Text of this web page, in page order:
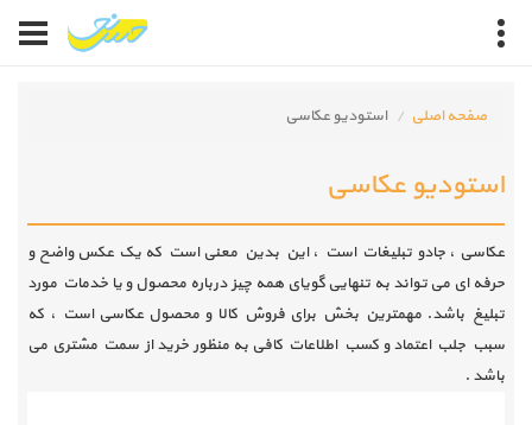
صفحه اصلی استودیو عکاسی
استودیو عکاسی
عکاسی ، جادو تبلیغات است ، این بدین معنی است که یک عکس واضح و
حرفه ای می تواند به تنهایی گویای همه چیز درباره محصول و یا خدمات مورد
تبلیغ باشد. مهمترین بخش برای فروش کالا و محصول عکاسی است ، که
سبب جلب اعتماد و کسب اطلاعات کافی به منظور خرید از سمت مشتری می
باشد .